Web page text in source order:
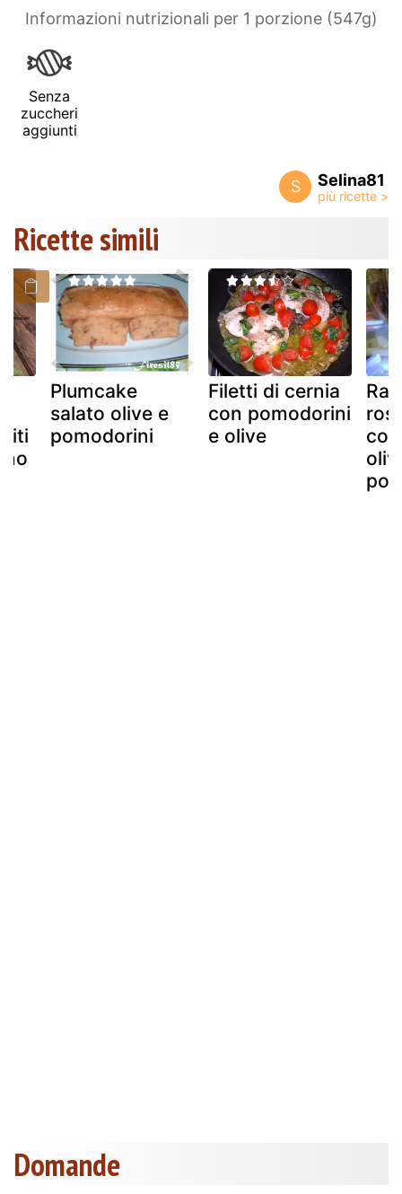
Informazioni nutrizionali per 1 porzione (547g)
Senza
zuccheri
aggiunti
S Selina81
Ricette simili
Plumcake
salato olive e
pomodorini
Filetti di cernia
con pomodorini
e olive
Domande